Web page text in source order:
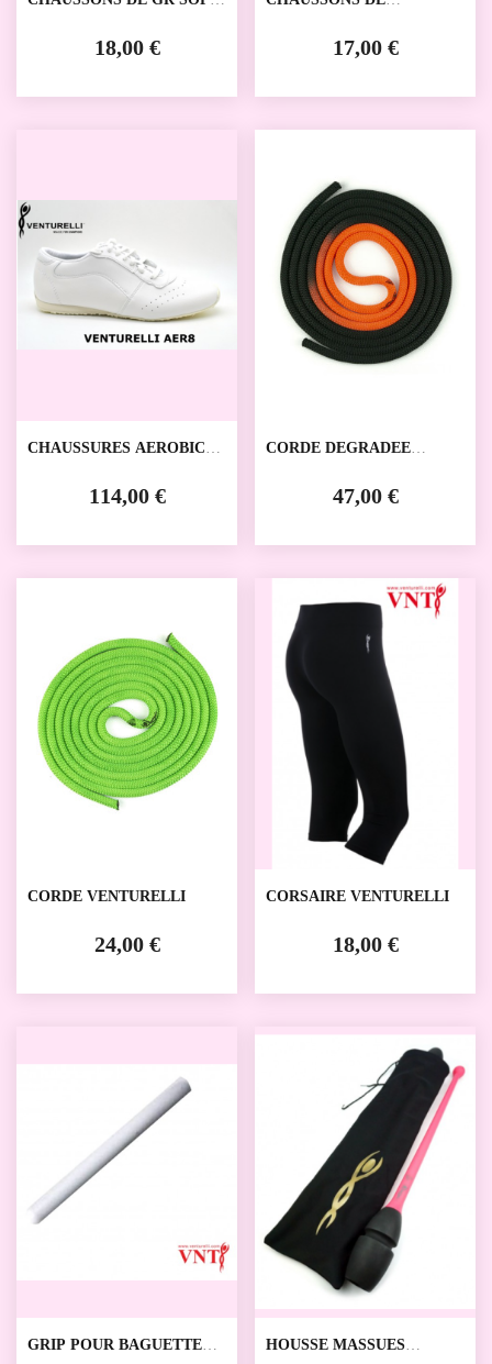
18,00 €
VENTURELLI17,00 €
CHAUSSURES AEROBIC
VENTURELLI114,00 €
CORDE DEGRADEE
47,00 €
CORDE VENTURELLI
24,00 €
CORSAIRE VENTURELLI
18,00 €
GRIP POUR BAGUETTE
HOUSSE MASSUES